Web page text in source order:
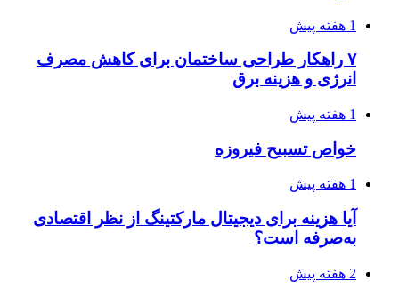
1 هفته پیش
۷ راهکار طراحی ساختمان برای کاهش مصرف
انرژی و هزینه برق
1 هفته پیش
خواص تسبیح فیروزه
1 هفته پیش
آیا هزینه برای دیجیتال مارکتینگ از نظر اقتصادی
به‌صرفه است؟
2 هفته پیش